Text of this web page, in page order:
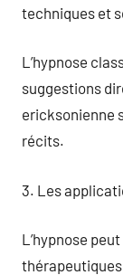
techniques et
L’hypnose
suggestions
ericksonienne
récits.
3. Les
L’hypnose